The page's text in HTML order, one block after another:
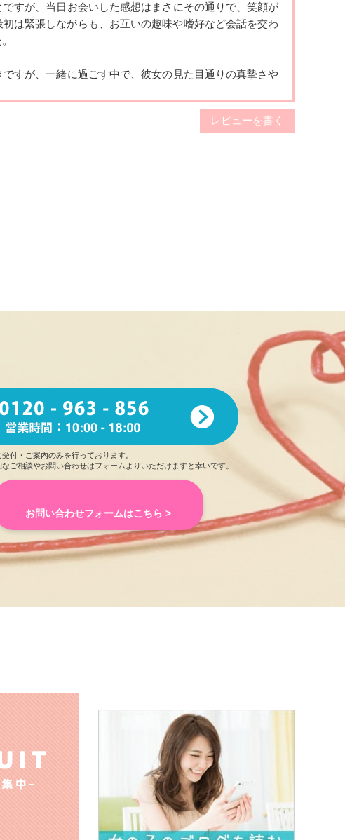
）ですか
お話したいです♡お酒も最近強いことが分かったのでお酒
ですが、当日 お会いした感想はまさにその通りで、笑顔が
は緊張しながらも、お互いの趣味や嗜好など会話を交わ
すが、一緒に過ごす中で、彼女の見た目通りの真摯さや
いました。しかしそんな会話でも自然に話を
した！有り
きたら嬉し いです。
既にちょっとしたところまで心配りができる優しさや小動
が、実際にお会いするとそれらに
おっとりとした可愛い
持ちにさせてくれる癒やし系でまさに理想の彼女さんです
を前向きに過ごさせていただいております！
レビューを書く
付・ご案内のみを行っております。
ご相談やお問い合わせはフォームよりいただけますと幸いです。
お問い合わせフォームはこちら >